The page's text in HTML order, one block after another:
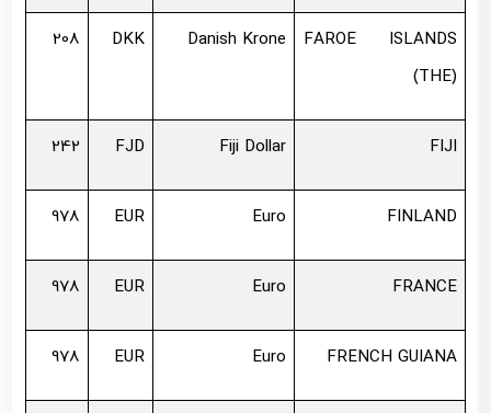
FAROE ISLANDS
(THE)
Danish Krone
DKK
208
FIJI
Fiji Dollar
FJD
242
FINLAND
Euro
EUR
978
FRANCE
Euro
EUR
978
FRENCH GUIANA
Euro
EUR
978